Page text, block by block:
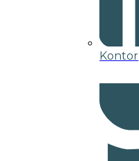
Kontor